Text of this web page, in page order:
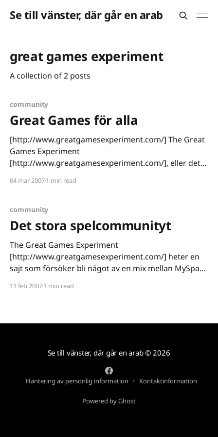
Se till vänster, där går en arab
great games experiment
A collection of 2 posts
community
Great Games för alla
[http://www.greatgamesexperiment.com/] The Great
Games Experiment
[http://www.greatgamesexperiment.com/], eller det
lämnat det stängda betastadiet och är nu öppet för
inte kommer fram) och alla kan registrera sig som
bäst
04 mar 20071 min read
community
Det stora spelcommunityt
The Great Games Experiment
[http://www.greatgamesexperiment.com/] heter en
sajt som försöker bli något av en mix mellan MySpace
spelutvecklare. Skapad av GarageGames
och finansiärer för att sedan hoppas på
11 feb 20071 min read
Se till vänster, där går en arab© 2026
Hantering av personlig information Kontaktinformation
Powered by Ghost